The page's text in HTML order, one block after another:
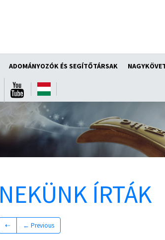
ADOMÁNYOZÓK ÉS SEGÍTŐTÁRSAK
NEKÜNK ÍRTÁK
⇠ ← Previous